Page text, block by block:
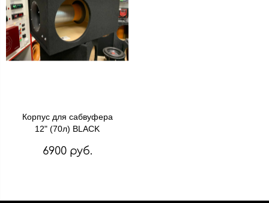
Корпус для сабвуфера
12" (70л) BLACK
6900 руб.